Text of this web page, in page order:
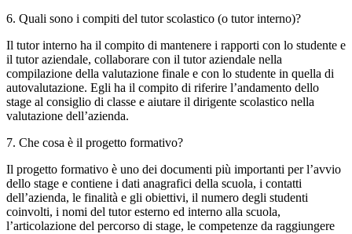
6. Quali sono i compiti del tutor scolastico (o tutor interno)?
Il tutor interno ha il compito di mantenere i rapporti con lo studente e
il tutor aziendale, collaborare con il tutor aziendale nella
compilazione della valutazione finale e con lo studente in quella di
autovalutazione. Egli ha il compito di riferire l’andamento dello
stage al consiglio di classe e aiutare il dirigente scolastico nella
valutazione dell’azienda.
7. Che cosa è il progetto formativo?
Il progetto formativo è uno dei documenti più importanti per l’avvio
dello stage e contiene i dati anagrafici della scuola, i contatti
dell’azienda, le finalità e gli obiettivi, il numero degli studenti
coinvolti, i nomi del tutor esterno ed interno alla scuola,
l’articolazione del percorso di stage, le competenze da raggiungere